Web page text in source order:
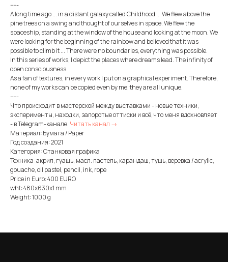
-----
A long time ago ... in a distant galaxy called Childhood ... We flew above the
pine trees on a swing and thought of ourselves in space. We flew the
spaceship, standing at the window of the house and looking at the moon. We
were looking for the beginning of the rainbow and believed that it was
possible to climb it ... There were no boundaries, everything was possible.
In this series of works, I depict the places where dreams lead. The infinity of
open consciousness.
As a fan of textures, in every work I put on a graphical experiment. Therefore,
none of my works can be copied even by me, they are all unique.
-----
Что происходит в мастерской между выставками - новые техники,
эксперименты, находки, запоротые оттиски и всё, что меня вдохновляет
- в Telegram-канале. Читать канал →
Материал: Бумага / Paper
Год создания: 2021
Категория: Станковая графика
Техника: акрил, гуашь, масл. пастель, карандаш, тушь, веревка / acrylic,
gouache, oil pastel, pencil, ink, rope
Price in Euro: 400 EURO
wht: 480x630x1 mm
Weight: 1000 g